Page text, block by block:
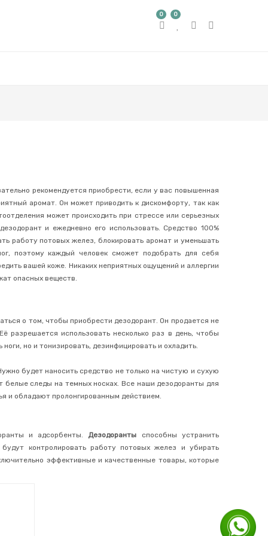
0 0
рекомендуется приобрести, если у вас повышенная
аромат. Он может приводить к дискомфорту, так как
может происходить при стрессе или серьезных
и ежедневно его использовать. Средство 100%
работу потовых желез, блокировать аромат и уменьшать
поэтому каждый человек сможет подобрать для себя
вашей коже. Никаких неприятных ощущений и аллергии
опасных веществ.
о том, чтобы приобрести дезодорант. Он продается не
разрешается использовать несколько раз в день, чтобы
но и тонизировать, дезинфицировать и охладить.
будет наносить средство не только на чистую и сухую
белые следы на темных носках. Все наши дезодоранты для
и обладают пролонгированным действием.
и адсорбенты.Дезодоранты способны устранить
контролировать работу потовых желез и убирать
эффективные и качественные товары, которые